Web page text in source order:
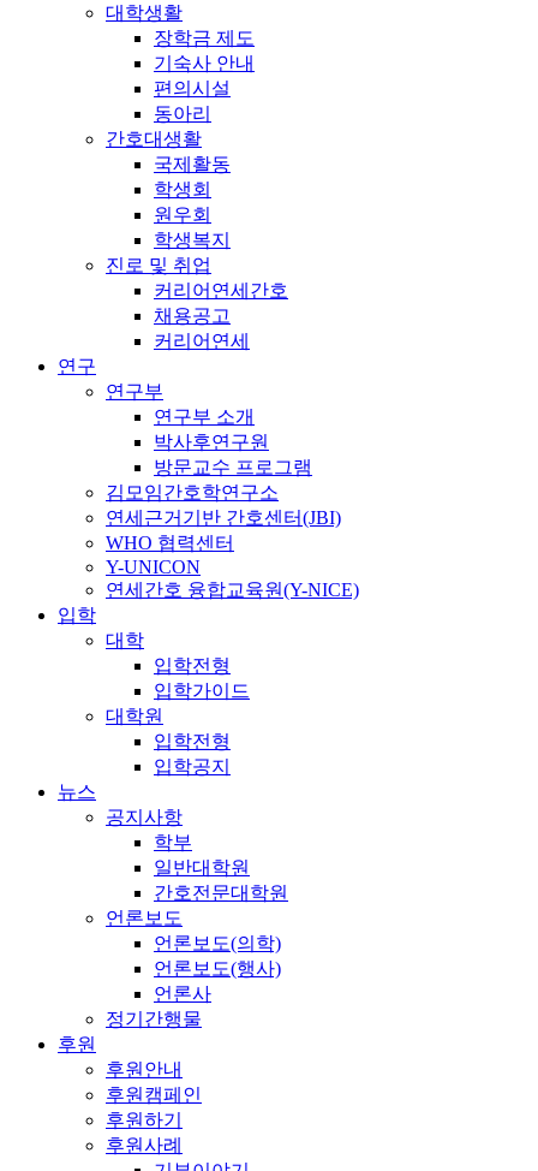
대학생활
장학금 제도
기숙사 안내
편의시설
동아리
간호대생활
국제활동
학생회
원우회
학생복지
진로 및 취업
커리어연세간호
채용공고
커리어연세
연구
연구부
연구부 소개
박사후연구원
방문교수 프로그램
김모임간호학연구소
연세근거기반 간호센터(JBI)
WHO 협력센터
Y-UNICON
연세간호 융합교육원(Y-NICE)
입학
대학
입학전형
입학가이드
대학원
입학전형
입학공지
뉴스
공지사항
학부
일반대학원
간호전문대학원
언론보도
언론보도(의학)
언론보도(행사)
언론사
정기간행물
후원
후원안내
후원캠페인
후원하기
후원사례